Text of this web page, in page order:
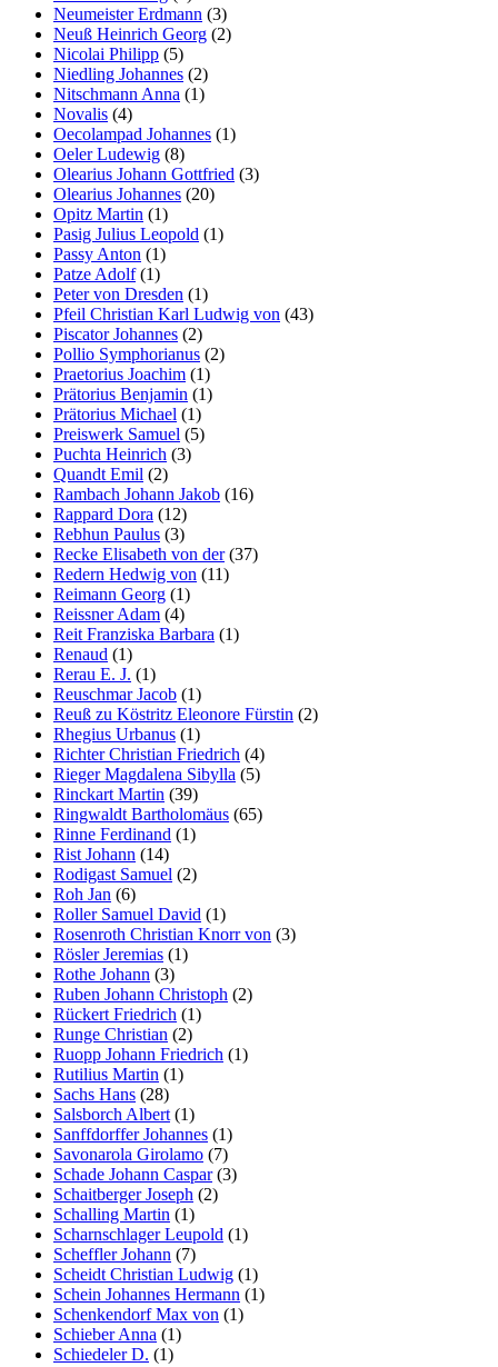
Neumeister Erdmann (3)
Neuß Heinrich Georg (2)
Nicolai Philipp (5)
Niedling Johannes (2)
Nitschmann Anna (1)
Novalis (4)
Oecolampad Johannes (1)
Oeler Ludewig (8)
Olearius Johann Gottfried (3)
Olearius Johannes (20)
Opitz Martin (1)
Pasig Julius Leopold (1)
Passy Anton (1)
Patze Adolf(1)
Peter von Dresden (1)
Pfeil Christian Karl Ludwig von (43)
Piscator Johannes (2)
Pollio Symphorianus (2)
Praetorius Joachim (1)
Prätorius Benjamin (1)
Prätorius Michael (1)
Preiswerk Samuel (5)
Puchta Heinrich (3)
Quandt Emil (2)
Rambach Johann Jakob (16)
Rappard Dora (12)
Rebhun Paulus (3)
Recke Elisabeth von der(37)
Redern Hedwig von (11)
Reimann Georg (1)
Reissner Adam (4)
Reit Franziska Barbara (1)
Renaud (1)
Rerau E. J. (1)
Reuschmar Jacob (1)
Reuß zu Köstritz Eleonore Fürstin (2)
Rhegius Urbanus (1)
Richter Christian Friedrich (4)
Rieger Magdalena Sibylla (5)
Rinckart Martin (39)
Ringwaldt Bartholomäus (65)
Rinne Ferdinand (1)
Rist Johann (14)
Rodigast Samuel (2)
Roh Jan (6)
Roller Samuel David (1)
Rosenroth Christian Knorr von (3)
Rösler Jeremias (1)
Rothe Johann (3)
Ruben Johann Christoph (2)
Rückert Friedrich (1)
Runge Christian (2)
Ruopp Johann Friedrich (1)
Rutilius Martin (1)
Sachs Hans (28)
Salsborch Albert (1)
Sanffdorffer Johannes (1)
Savonarola Girolamo (7)
Schade Johann Caspar(3)
Schaitberger Joseph (2)
Schalling Martin (1)
Scharnschlager Leupold (1)
Scheffler Johann (7)
Scheidt Christian Ludwig (1)
Schein Johannes Hermann (1)
Schenkendorf Max von (1)
Schieber Anna (1)
Schiedeler D. (1)